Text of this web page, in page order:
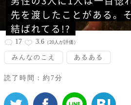
先を渡したことがある。
結ばれてる!?
17 3.6 （20人が評価）
みんなのこえ あるある
読了時間：約7分